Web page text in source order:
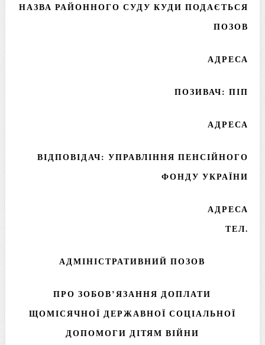
НАЗВА РАЙОННОГО СУДУ КУДИ ПОДАЄТЬСЯ
ПОЗОВ
АДРЕСА
ПОЗИВАЧ: ПІП
АДРЕСА
ВІДПОВІДАЧ: УПРАВЛІННЯ ПЕНСІЙНОГО
ФОНДУ УКРАЇНИ
АДРЕСА
ТЕЛ.
АДМІНІСТРАТИВНИЙ ПОЗОВ
ПРО ЗОБОВ’ЯЗАННЯ ДОПЛАТИ
ЩОМІСЯЧНОЇ ДЕРЖАВНОЇ СОЦІАЛЬНОЇ
ДОПОМОГИ ДІТЯМ ВІЙНИ